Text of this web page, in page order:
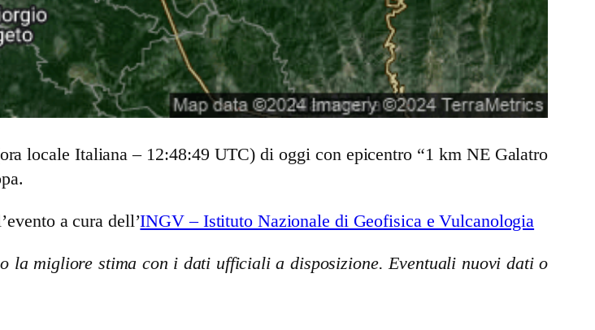
locale Italiana – 12:48:49 UTC) di oggi con epicentro “1 km NE Galatro
a cura dell’INGV – Istituto Nazionale di Geofisica e Vulcanologia
la migliore stima con i dati ufficiali a disposizione. Eventuali nuovi dati o